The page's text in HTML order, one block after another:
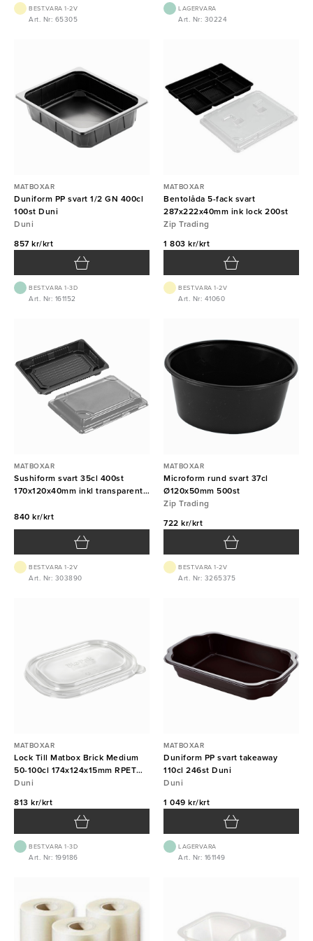
BEST.VARA 1-2V
Art. Nr: 65305
LAGERVARA
Art. Nr: 30224
MATBOXAR
Duniform PP svart 1/2 GN 400cl
100st Duni
Duni
857 kr/krt
BEST.VARA 1-3D
Art. Nr: 161152
MATBOXAR
Bentolåda 5-fack svart
287x222x40mm ink lock 200st
Zip Trading
1 803 kr/krt
BEST.VARA 1-2V
Art. Nr: 41060
MATBOXAR
Sushiform svart 35cl 400st
170x120x40mm inkl transparent
840 kr/krt
BEST.VARA 1-2V
Art. Nr: 303890
MATBOXAR
Microform rund svart 37cl
Ø120x50mm 500st
Zip Trading
722 kr/krt
BEST.VARA 1-2V
Art. Nr: 3265375
MATBOXAR
Lock Till Matbox Brick Medium
50-100cl 174x124x15mm RPET
300st DUNI
Duni
813 kr/krt
BEST.VARA 1-3D
Art. Nr: 199186
MATBOXAR
Duniform PP svart takeaway
110cl 246st Duni
Duni
1 049 kr/krt
LAGERVARA
Art. Nr: 161149